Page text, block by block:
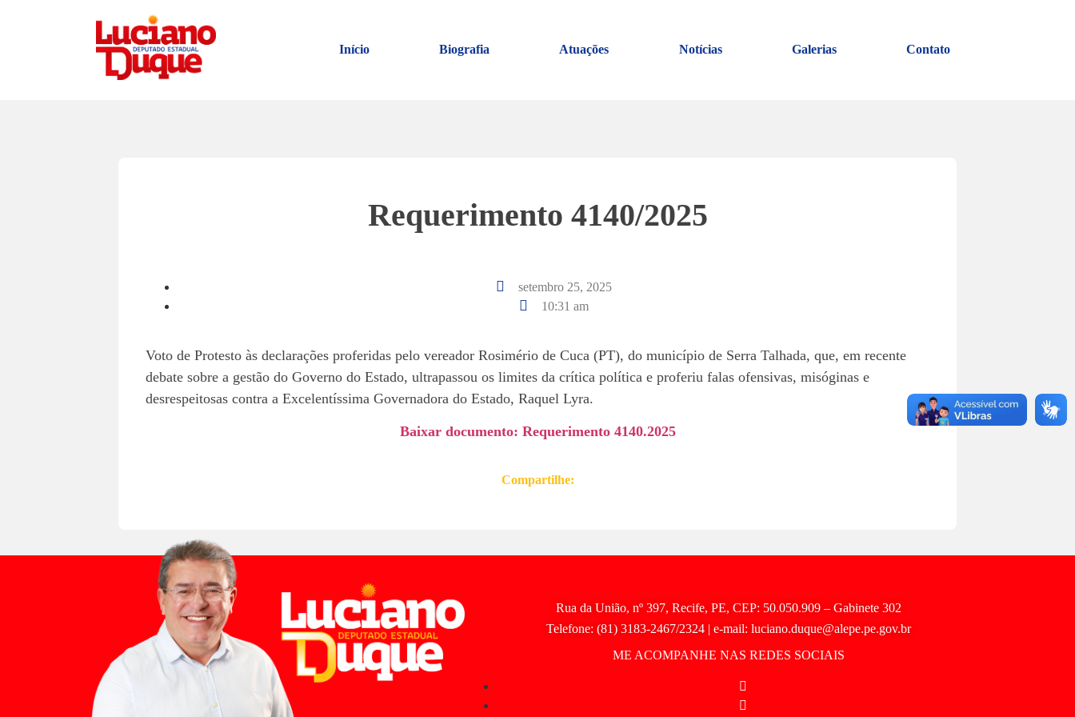
Início Biografia Atuações Notícias Galerias Contato
Requerimento 4140/2025
setembro 25, 2025
10:31 am
Voto de Protesto às declarações proferidas pelo vereador Rosimério de Cuca (PT), do município de Serra Talhada, que, em recente
debate sobre a gestão do Governo do Estado, ultrapassou os limites da crítica política e proferiu falas ofensivas, misóginas e
desrespeitosas contra a Excelentíssima Governadora do Estado, Raquel Lyra.
Baixar documento: Requerimento 4140.2025
Compartilhe:
Rua da União, nº 397, Recife, PE, CEP: 50.050.909 – Gabinete 302
Telefone: (81) 3183-2467/2324 | e-mail: luciano.duque@alepe.pe.gov.br
ME ACOMPANHE NAS REDES SOCIAIS